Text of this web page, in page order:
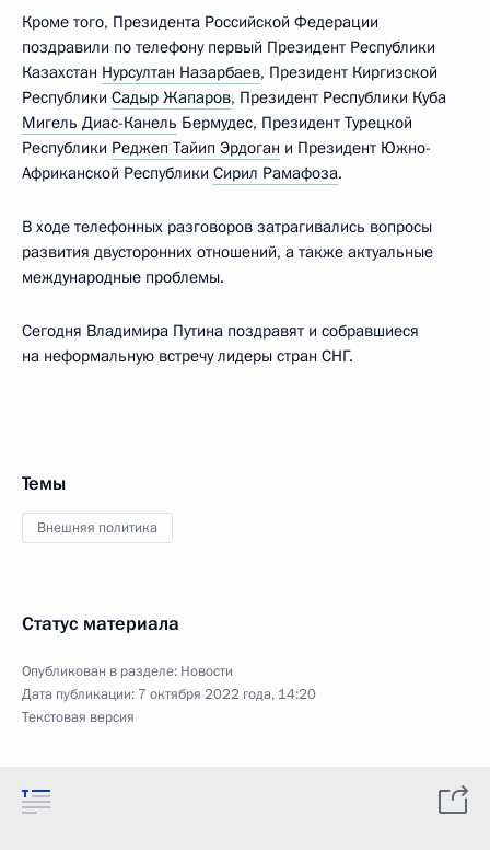
Кроме того, Президента Российской Федерации
поздравили по телефону первый Президент Республики
Казахстан Нурсултан Назарбаев, Президент Киргизской
Республики Садыр Жапаров, Президент Республики Куба
Мигель Диас-Канель Бермудес, Президент Турецкой
Республики Реджеп Тайип Эрдоган и Президент Южно-
Африканской Республики Сирил Рамафоза.
В ходе телефонных разговоров затрагивались вопросы
развития двусторонних отношений, а также актуальные
международные проблемы.
Сегодня Владимира Путина поздравят и собравшиеся
на неформальную встречу лидеры стран СНГ.
Темы
Внешняя политика
Статус материала
Опубликован в разделе: Новости
Дата публикации: 7 октября 2022 года, 14:20
Текстовая версия